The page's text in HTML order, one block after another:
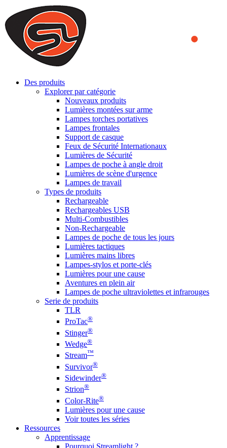
We use cookies to ensure that we provide you the best experience
on our website. By continuing to browse this website, you accept
that cookies are used to help us analyze how the website is used and
to offer you a better experience. To learn more or to find out how
you can disable cookies, you can access our
Des produits
Explorer par catégorie
Nouveaux produits
Lumières montées sur arme
Lampes torches portatives
Lampes frontales
Support de casque
Feux de Sécurité Internationaux
Lumières de Sécurité
Lampes de poche à angle droit
Lumières de scène d'urgence
Lampes de travail
Types de produits
Rechargeable
Rechargeables USB
Multi-Combustibles
Non-Rechargeable
Lampes de poche de tous les jours
Lumières tactiques
Lumières mains libres
Lampes-stylos et porte-clés
Lumières pour une cause
Aventures en plein air
Lampes de poche ultraviolettes et infrarouges
Serie de produits
TLR
ProTac®
Stinger®
Wedge®
Stream™
Survivor®
Sidewinder®
Strion®
Color-Rite®
Lumières pour une cause
Voir toutes les séries
Ressources
Apprentissage
Pourquoi Streamlight ?